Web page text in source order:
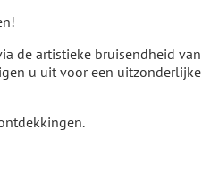
de artistieke bruisendheid van
u uit voor een uitzonderlijke